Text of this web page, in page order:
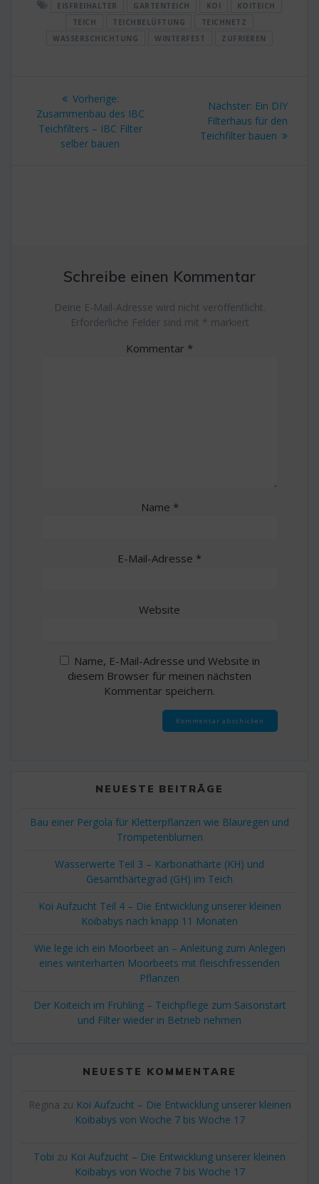
EISFREIHALTER GARTENTEICH KOI
KOITEICH
TEICH
TEICHBELÜFTUNG
TEICHNETZ
WASSERSCHICHTUNG
WINTERFEST ZUFRIEREN
Beitragsnavigation
Vorherige:Vorheriger
Beitrag:
Zusammenbau des IBC
Teichfilters – IBC Filter
selber bauen
Nächster: Nächster
Beitrag:
Ein DIY
Filterhaus für den
Teichfilter bauen
Schreibe einen Kommentar
Deine E-Mail-Adresse wird nicht veröffentlicht.
Erforderliche Felder sind mit * markiert
Kommentar *
Name *
E-Mail-Adresse *
Website
Name, E-Mail-Adresse und Website in
diesem Browser für meinen nächsten
Kommentar speichern.
NEUESTE BEITRÄGE
Bau einer Pergola für Kletterpflanzen wie Blauregen und
Trompetenblumen
Wasserwerte Teil 3 – Karbonathärte (KH) und
Gesamthärtegrad (GH) im Teich
Koi Aufzucht Teil 4 – Die Entwicklung unserer kleinen
Koibabys nach knapp 11 Monaten
Wie lege ich ein Moorbeet an – Anleitung zum Anlegen
eines winterharten Moorbeets mit fleischfressenden
Pflanzen
Der Koiteich im Frühling – Teichpflege zum Saisonstart
und Filter wieder in Betrieb nehmen
NEUESTE KOMMENTARE
Regina zu Koi Aufzucht – Die Entwicklung unserer kleinen
Koibabys von Woche 7 bis Woche 17
Tobi zu Koi Aufzucht – Die Entwicklung unserer kleinen
Koibabys von Woche 7 bis Woche 17